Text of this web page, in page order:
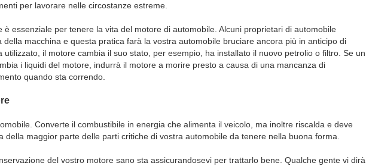
per lavorare nelle circostanze estreme.
è essenziale per tenere la vita del motore di automobile. Alcuni proprietari di automobile
macchina e questa pratica farà la vostra automobile bruciare ancora più in anticipo di
utilizzato, il motore cambia il suo stato, per esempio, ha installato il nuovo petrolio o filtro. Se un
i liquidi del motore, indurrà il motore a morire presto a causa di una mancanza di
quando sta correndo.
Converte il combustibile in energia che alimenta il veicolo, ma inoltre riscalda e deve
della maggior parte delle parti critiche di vostra automobile da tenere nella buona forma.
del vostro motore sano sta assicurandosevi per trattarlo bene. Qualche gente vi dirà